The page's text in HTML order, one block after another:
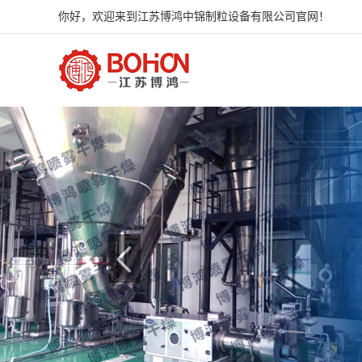
你好，欢迎来到江苏博鸿中锦制粒设备有限公司官网！